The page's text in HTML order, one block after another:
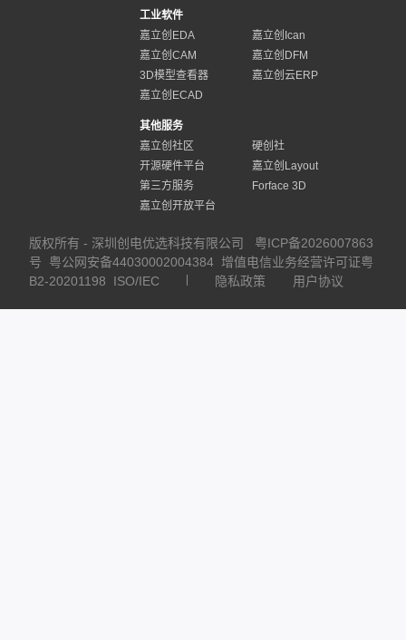
工业软件
嘉立创EDA
嘉立创Ican
嘉立创CAM
嘉立创DFM
3D模型查看器
嘉立创云ERP
嘉立创ECAD
其他服务
嘉立创社区
硬创社
开源硬件平台
嘉立创Layout
第三方服务
Forface 3D
嘉立创开放平台
版权所有 - 深圳创电优选科技有限公司
粤ICP备2026007863
号
粤公网安备44030002004384 增值电信业务经营许可证粤
B2-20201198
ISO/IEC 隐私政策 用户协议